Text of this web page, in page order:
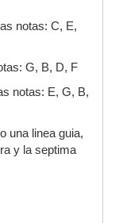
notas: C, E,
G, B, D, F
notas: E, G, B,
una linea guia,
y la septima